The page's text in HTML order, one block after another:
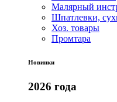
Малярный
Шпатлевки,
Хоз. товары
Промтара
Новинки
2026 года